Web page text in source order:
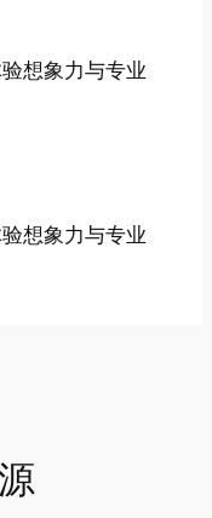
想象力与专业
想象力与专业